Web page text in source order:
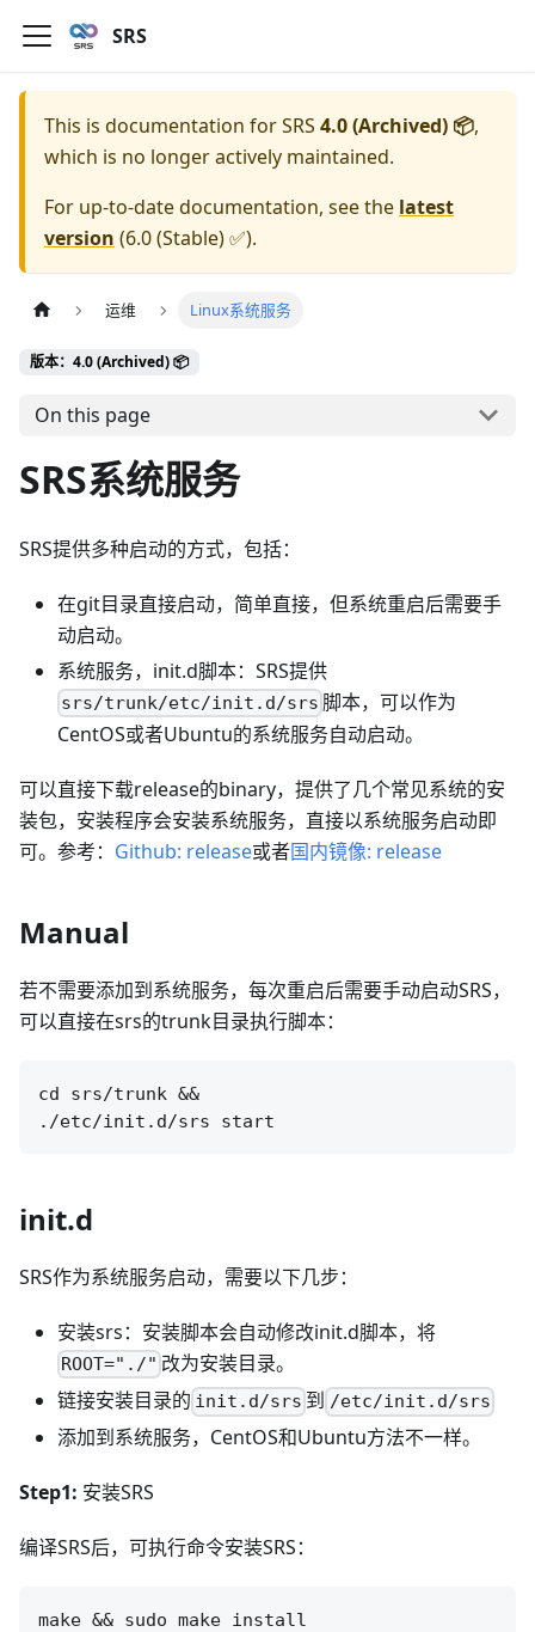
SRS
This is documentation forSRS 4.0 (Archived) 📦,
which is no longer actively maintained.
For up-to-date documentation, see the latest
version (6.0 (Stable) ✅).
运维 Linux系统服务
版本：4.0 (Archived) 📦
On this page
SRS系统服务
SRS提供多种启动的方式，包括：
在git目录直接启动，简单直接，但系统重启后需要手
动启动。
系统服务，init.d脚本：SRS提供
srs/trunk/etc/init.d/srs 脚本，可以作为
CentOS或者Ubuntu的系统服务自动启动。
可以直接下载release的binary，提供了几个常见系统的安
装包，安装程序会安装系统服务，直接以系统服务启动即
可。参考： Github: release或者国内镜像: release
Manual
若不需要添加到系统服务，每次重启后需要手动启动SRS，
可以直接在srs的trunk目录执行脚本：
cd srs/trunk &&
init.d
SRS作为系统服务启动，需要以下几步：
安装srs：安装脚本会自动修改init.d脚本，将
ROOT="./" 改为安装目录。
链接安装目录的 init.d/srs 到 /etc/init.d/srs
添加到系统服务，CentOS和Ubuntu方法不一样。
Step1: 安装SRS
编译SRS后，可执行命令安装SRS：